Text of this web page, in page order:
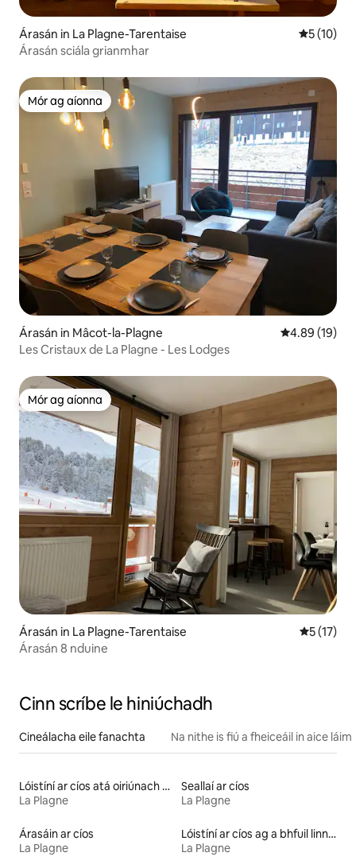
Árasán in La Plagne-Tarentaise
5 (10)
Árasán sciála grianmhar
Mór ag aíonna
Mór ag aíonna
Árasán in Mâcot-la-Plagne Meánrátáil
4.89 (19)
Les Cristaux de La Plagne - Les Lodges
Mór ag aíonna
Mór ag aíonna
Árasán in La Plagne-Tarentaise
5 (17)
Árasán 8 nduine
Cinn scríbe le hiniúchadh
Cineálacha eile fanachta Na nithe is fiú a fheiceáil in aice
Lóistíní ar cíos atá oiriúnach do theaghlaigh
La Plagne
Seallaí ar cíos
La Plagne
Árasáin ar cíos
La Plagne
Lóistíní ar cíos ag a bhfuil linn snámha
La Plagne